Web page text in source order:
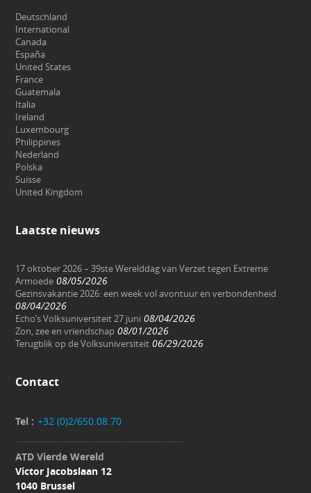
Deutschland
International
Canada
España
United States
France
Guatemala
Italia
Ireland
Luxembourg
Philippines
Nederland
Polska
Suisse
United Kingdom
Laatste nieuws
17 oktober 2026 – 39ste Werelddag van Verzet tegen Extreme
Armoede 08/05/2026
Gezinsvakantie 2026: een week vol avontuur en verbondenheid
08/04/2026
Echo’s Volksuniversiteit 27 juni 08/04/2026
Zon, zee en vriendschap 08/01/2026
Terugblik op de Volksuniversiteit 06/29/2026
Contact
Tel : +32 (0)2/650.08.70
ATD Vierde Wereld
Victor Jacobslaan 12
1040 Brussel